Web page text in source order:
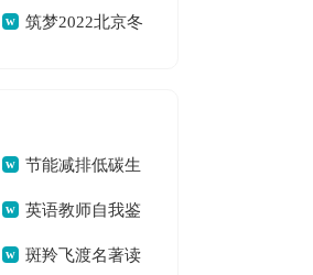
3231字]
共2540字]
筑梦2022北京冬
节能减排低碳生
活活动方案精品多篇
[本文共5766字]
英语教师自我鉴
定该怎么写[本文共
斑羚飞渡名著读